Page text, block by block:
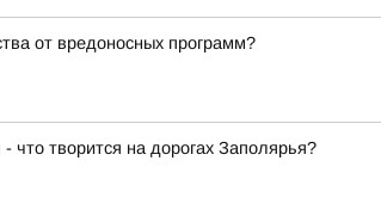
от вредоносных программ?
что творится на дорогах Заполярья?